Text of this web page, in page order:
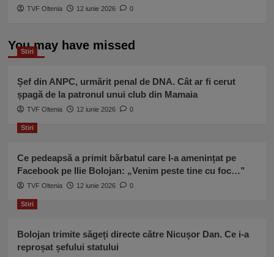
TVF Oltenia 12 iunie 2026 0
You may have missed
Stiri
Șef din ANPC, urmărit penal de DNA. Cât ar fi cerut
șpagă de la patronul unui club din Mamaia
TVF Oltenia 12 iunie 2026 0
Stiri
Ce pedeapsă a primit bărbatul care l-a amenințat pe
Facebook pe Ilie Bolojan: „Venim peste tine cu foc…”
TVF Oltenia 12 iunie 2026 0
Stiri
Bolojan trimite săgeți directe către Nicușor Dan. Ce i-a
reproșat șefului statului